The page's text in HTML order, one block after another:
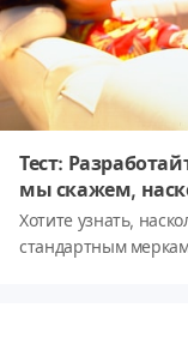
Тест:
мы скажем,
Хотите узнать,
стандартным